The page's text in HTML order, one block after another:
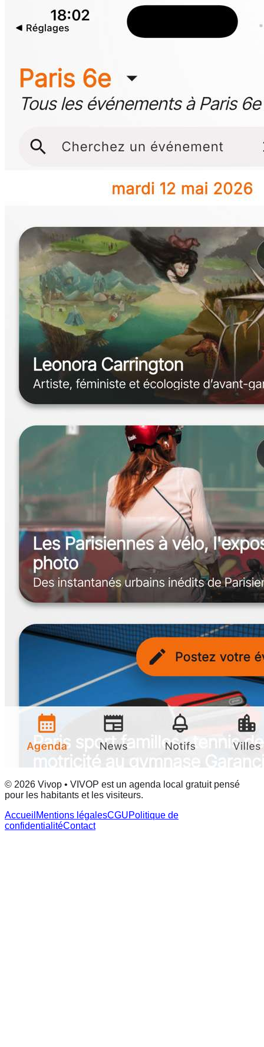
© 2026 Vivop • VIVOP est un agenda local gratuit pensé
pour les habitants et les visiteurs.
Accueil Mentions légalesCGUPolitique de
confidentialitéContact